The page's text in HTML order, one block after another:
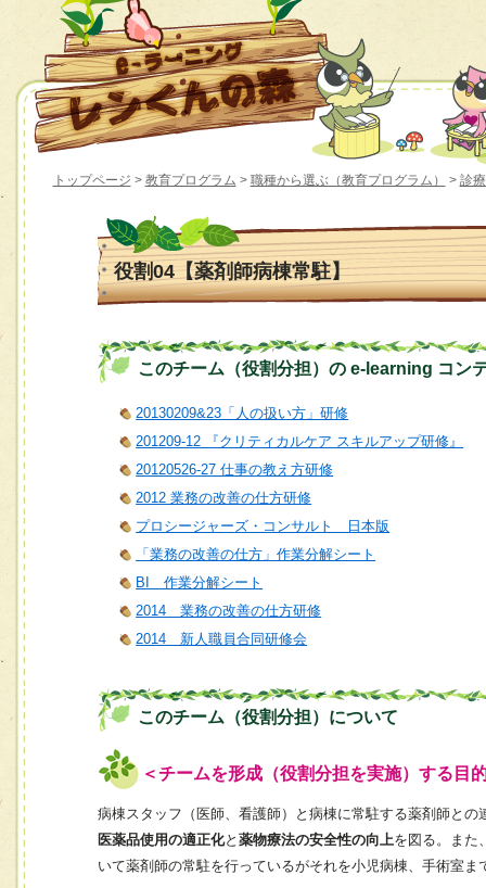
トップページ > 教育プログラム > 職種から選ぶ（教育プログラム） > 診
役割04【薬剤師病棟常駐】
このチーム（役割分担）の e-learning コン
20130209&23「人の扱い方」研修
201209-12 『クリティカルケア スキルアップ研修』
20120526-27 仕事の教え方研修
2012 業務の改善の仕方研修
プロシージャーズ・コンサルト 日本版
「業務の改善の仕方」作業分解シート
BI 作業分解シート
2014 業務の改善の仕方研修
2014 新人職員合同研修会
このチーム（役割分担）について
＜チームを形成（役割分担を実施）する目
病棟スタッフ（医師、看護師）と病棟に常駐する薬剤師との
医薬品使用の適正化と 薬物療法の安全性の向上を図る。また
いて薬剤師の常駐を行っているがそれを小児病棟、手術室ま